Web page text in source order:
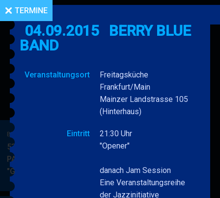
BERRY BLUE & BAND
53. JAZZ Matinee in den
PARKSIDE STUDIOS
"Gypsy Jazz"
TERMINE
04.09.2015
BERRY BLUE
BAND
Veranstaltungsort
Freitagsküche
Frankfurt/Main
Mainzer Landstrasse 105
(Hinterhaus)
Eintritt
21:30 Uhr
"Opener"
danach Jam Session
Eine Veranstaltungsreihe
der Jazzinitiative